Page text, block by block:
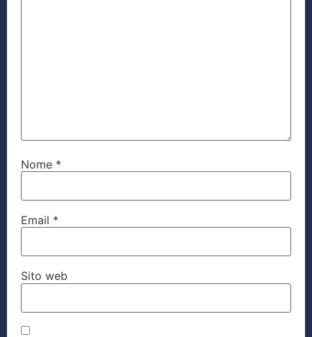
Nome *
Email *
Sito web